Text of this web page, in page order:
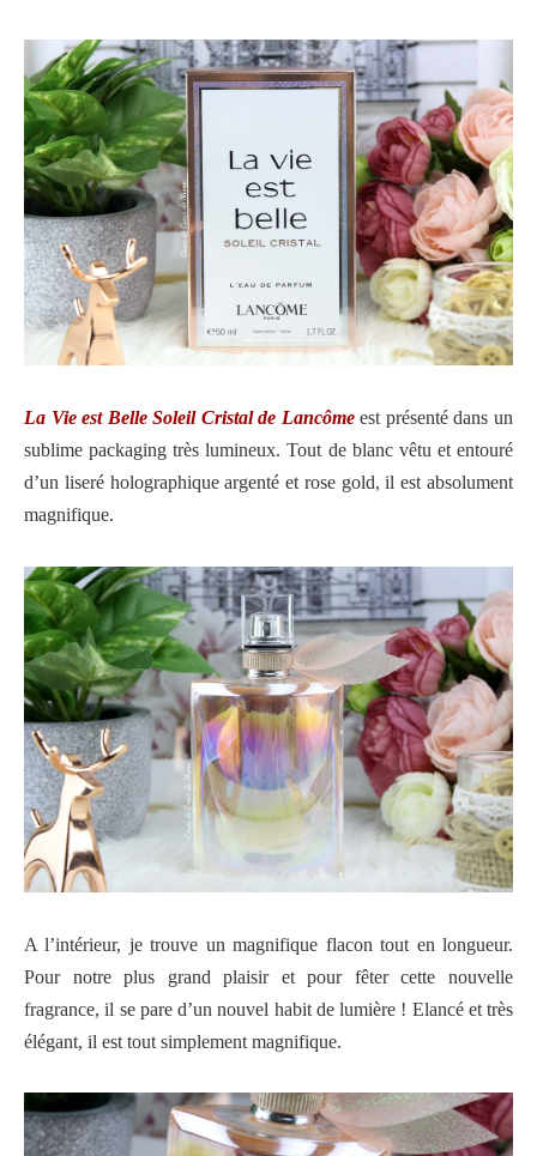
La Vie est Belle Soleil Cristal de Lancômeest présenté dans un
sublime packaging très lumineux. Tout de blanc vêtu et entouré
d’un liseré holographique argenté et rose gold, il est absolument
magnifique.
A l’intérieur, je trouve un magnifique flacon tout en longueur.
Pour notre plus grand plaisir et pour fêter cette nouvelle
fragrance, il se pare d’un nouvel habit de lumière ! Elancé et très
élégant, il est tout simplement magnifique.